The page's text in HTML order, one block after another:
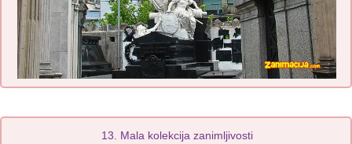
13. Mala kolekcija zanimljivosti